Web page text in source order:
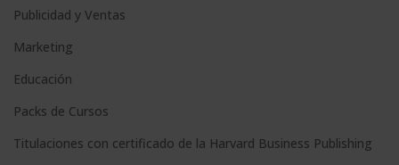
n
i
v
e
Publicidad y Ventas
Marketing
Educación
Packs de Cursos
Titulaciones con certificado de la Harvard Business Publishing